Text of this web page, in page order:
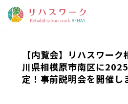
【内覧会】リハスワー
川県相模原市南区に
定！事前説明会を開催し